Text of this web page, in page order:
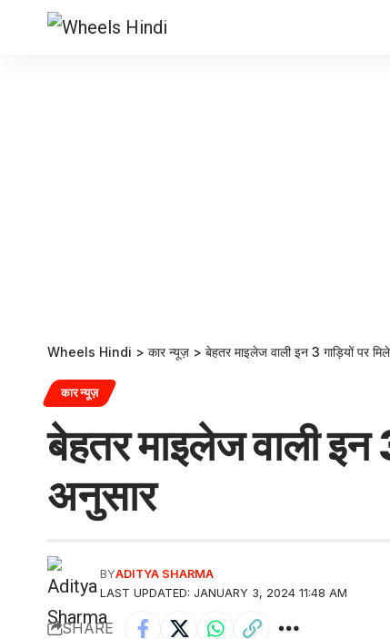
Wheels Hindi > कार न्यूज़ > बेहतर माइलेज वाली इन 3 गाड़ियों पर
कार न्यूज़
बेहतर माइलेज वाली
अनुसार
LAST UPDATED: JANUARY 3, 2024 11:48 AM
BYADITYA SHARMA
SHARE